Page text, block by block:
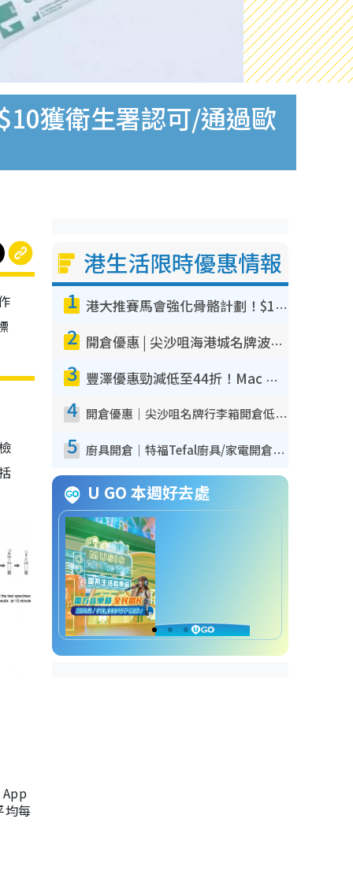
獲衛生署認可/通過歐
均每
港生活限時優惠情報
1 港大推賽馬會強化骨骼計劃！$100骨質密度X光檢查 完成免費運動訓練送超市禮券！附參加資格
2 開倉優惠 | 尖沙咀海港城名牌波鞋開倉低至1折！On鞋$899起／Joy&Peace鞋履$98起
3 豐澤優惠勁減低至44折！Mac mini/iPhone17Pro大減價！廚房家電$220起
4 開倉優惠｜尖沙咀名牌行李箱開倉低至4折！一連5日 American Tourister/ace./Hallmark $200起！
5 廚具開倉｜特福Tefal廚具/家電開倉低至3折！$220起買平底鍋/炒鑊/湯煲！電飯煲/吸塵機/燙斗$418起
U GO 本週好去處